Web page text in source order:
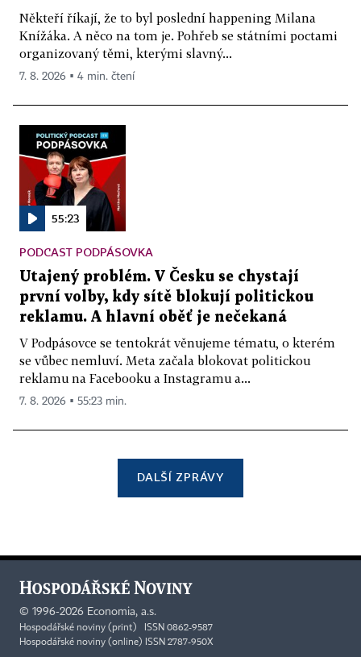
Někteří říkají, že to byl poslední happening Milana
Knížáka. A něco na tom je. Pohřeb se státními poctami
organizovaný těmi, kterými slavný...
7. 8. 2026 ▪ 4 min. čtení
55:23
PODCAST PODPÁSOVKA
Utajený problém. V Česku se chystají
první volby, kdy sítě blokují politickou
reklamu. A hlavní oběť je nečekaná
V Podpásovce se tentokrát věnujeme tématu, o kterém
se vůbec nemluví. Meta začala blokovat politickou
reklamu na Facebooku a Instagramu a...
7. 8. 2026 ▪ 55:23 min.
DALŠÍ ZPRÁVY
© 1996-2026 Economia, a.s.
Hospodářské noviny (print) ISSN 0862-9587
Hospodářské noviny (online) ISSN 2787-950X